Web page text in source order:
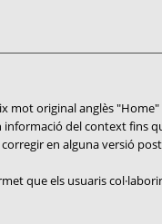
mot original anglès
del context fins
en alguna versió
que els usuaris